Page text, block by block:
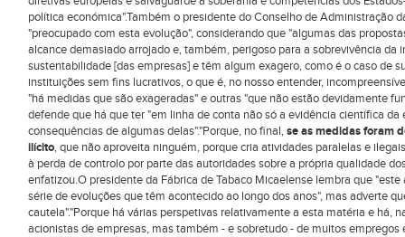
política económica".Também o presidente do Conselho de Administração
"preocupado com esta evolução", considerando que "algumas das
alcance demasiado arrojado e, também, perigoso para a sobrevivência da
sustentabilidade [das empresas] e têm algum exagero, como é o caso de
instituições sem fins lucrativos, o que é, no nosso entender,
"há medidas que são exageradas" e outras "que não estão devidamente
defende que há que ter "em linha de conta não só a evidência científica
consequências de algumas delas"."Porque, no final,se as medidas foram
ilícito, que não aproveita ninguém, porque cria atividades paralelas e
à perda de controlo por parte das autoridades sobre a própria qualidade
enfatizou.O presidente da Fábrica de Tabaco Micaelense lembra que
série de evoluções que têm acontecido ao longo dos anos", mas adverte
cautela"."Porque há várias perspetivas relativamente a esta matéria e há,
acionistas de empresas, mas também - e sobretudo - de muitos